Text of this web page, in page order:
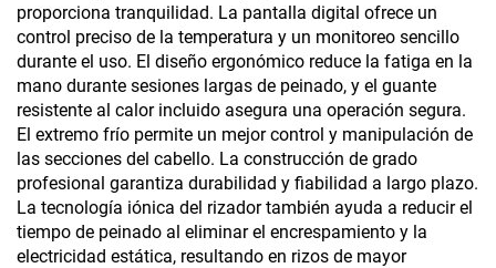
proporciona tranquilidad. La pantalla digital ofrece un
control preciso de la temperatura y un monitoreo sencillo
durante el uso. El diseño ergonómico reduce la fatiga en la
mano durante sesiones largas de peinado, y el guante
resistente al calor incluido asegura una operación segura.
El extremo frío permite un mejor control y manipulación de
las secciones del cabello. La construcción de grado
profesional garantiza durabilidad y fiabilidad a largo plazo.
La tecnología iónica del rizador también ayuda a reducir el
tiempo de peinado al eliminar el encrespamiento y la
electricidad estática, resultando en rizos de mayor